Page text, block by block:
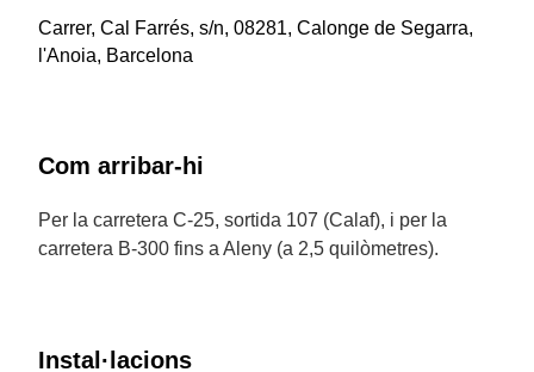
Carrer, Cal Farrés, s/n, 08281, Calonge de Segarra,
l'Anoia, Barcelona
Com arribar-hi
Per la carretera C-25, sortida 107 (Calaf), i per la
carretera B-300 fins a Aleny (a 2,5 quilòmetres).
Instal·lacions